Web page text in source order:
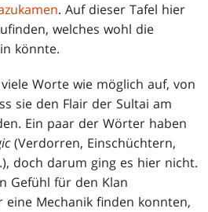
. Auf dieser Tafel hier
welches wohl die
könnte.
Worte wie möglich auf, von
sie den Flair der Sultai am
Ein paar der Wörter haben
(Verdorren, Einschüchtern,
doch darum ging es hier nicht.
Gefühl für den Klan
eine Mechanik finden konnten,